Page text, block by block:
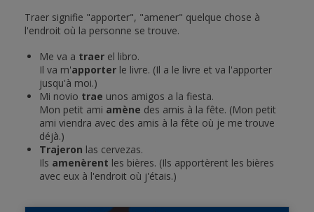
Traer signifie "apporter", "amener" quelque chose à
l'endroit où la personne se trouve.
Me va a traerel libro.
Il va m'apporterle livre. (Il a le livre et va l'apporter
jusqu'à moi.)
Mi novio trae unos amigos a la fiesta.
Mon petit ami amène des amis à la fête. (Mon petit
ami viendra avec des amis à la fête où je me trouve
déjà.)
Trajeron las cervezas.
Ils amenèrent les bières. (Ils apportèrent les bières
avec eux à l'endroit où j'étais.)